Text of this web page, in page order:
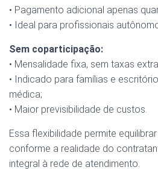
• Pagamento adicional apenas
• Ideal para profissionais
Sem coparticipação:
• Mensalidade fixa, sem taxas
• Indicado para famílias e
médica;
• Maior previsibilidade de custos.
Essa flexibilidade permite
conforme a realidade do
integral à rede de atendimento.